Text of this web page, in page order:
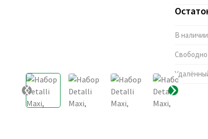
В наличии
Свободно